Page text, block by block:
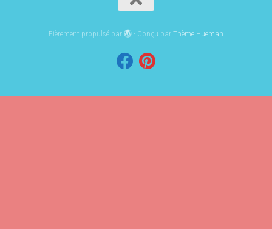
Fièrement propulsé par - Conçu parThème Hueman